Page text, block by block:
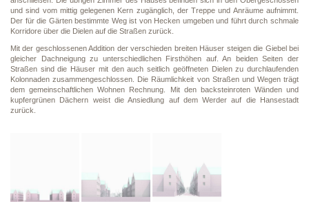
und sind vom mittig gelegenen Kern zugänglich, der Treppe und Anräume aufnimmt.
Der für die Gärten bestimmte Weg ist von Hecken umgeben und führt durch schmale
Korridore über die Dielen auf die Straßen zurück.
Mit der geschlossenen Addition der verschieden breiten Häuser steigen die Giebel bei
gleicher Dachneigung zu unterschiedlichen Firsthöhen auf. An beiden Seiten der
Straßen sind die Häuser mit den auch seitlich geöffneten Dielen zu durchlaufenden
Kolonnaden zusammengeschlossen. Die Räumlichkeit von Straßen und Wegen trägt
dem gemeinschaftlichen Wohnen Rechnung. Mit den backsteinroten Wänden und
kupfergrünen Dächern weist die Ansiedlung auf dem Werder auf die Hansestadt
zurück.